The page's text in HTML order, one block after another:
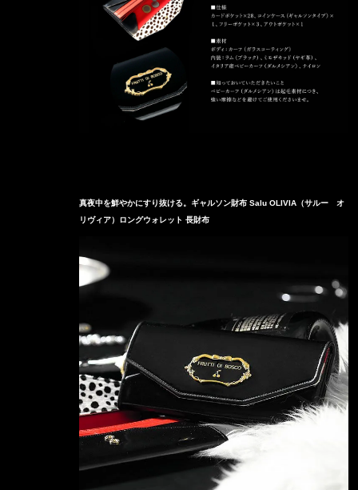
真夜中を鮮やかにすり抜ける。ギャルソン財布 Salu OLIVIA（サルー オ
リヴィア）ロングウォレット 長財布